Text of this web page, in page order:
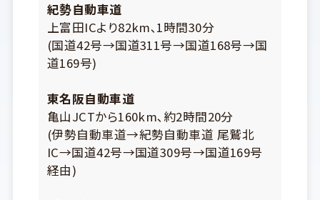
紀勢自動車道
上富田ICより82km､1時間30分
(国道42号→国道311号→国道168号→国
道169号)
東名阪自動車道
亀山JCTから160km､約2時間20分
(伊勢自動車道→紀勢自動車道 尾鷲北
IC→国道42号→国道309号→国道169号
経由)